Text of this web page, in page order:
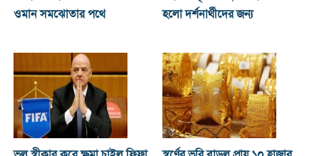
ওমান সমঝোতার পথে
হলো দর্শনার্থীদের জন্য